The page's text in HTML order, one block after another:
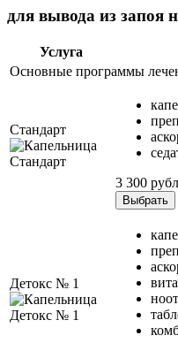
для вывода из запоя
Услуга
Основные программы
Стандарт
3 300
Выбрать
Детокс № 1